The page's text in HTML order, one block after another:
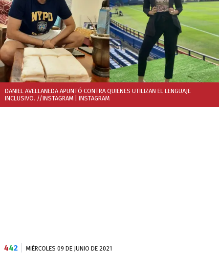
DANIEL AVELLANEDA APUNTÓ CONTRA QUIENES UTILIZAN EL LENGUAJE
INCLUSIVO. //INSTAGRAM | INSTAGRAM
442 MIÉRCOLES 09 DE JUNIO DE 2021